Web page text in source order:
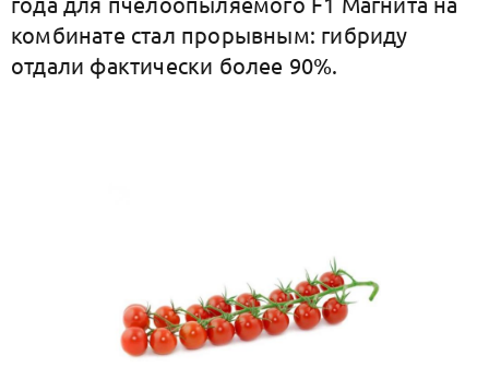
комбинате стал прорывным: гибриду
отдали фактически более 90%.